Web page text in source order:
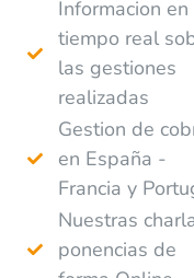
Informacion en
tiempo real
las gestiones
realizadas
Gestion de
en España -
Francia y
Nuestras
ponencias de